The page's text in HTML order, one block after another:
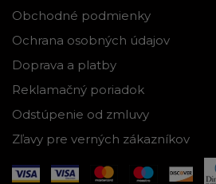
Obchodné podmienky
Ochrana osobných údajov
Doprava a platby
Reklamačný poriadok
Odstúpenie od zmluvy
Zľavy pre verných zákazníkov